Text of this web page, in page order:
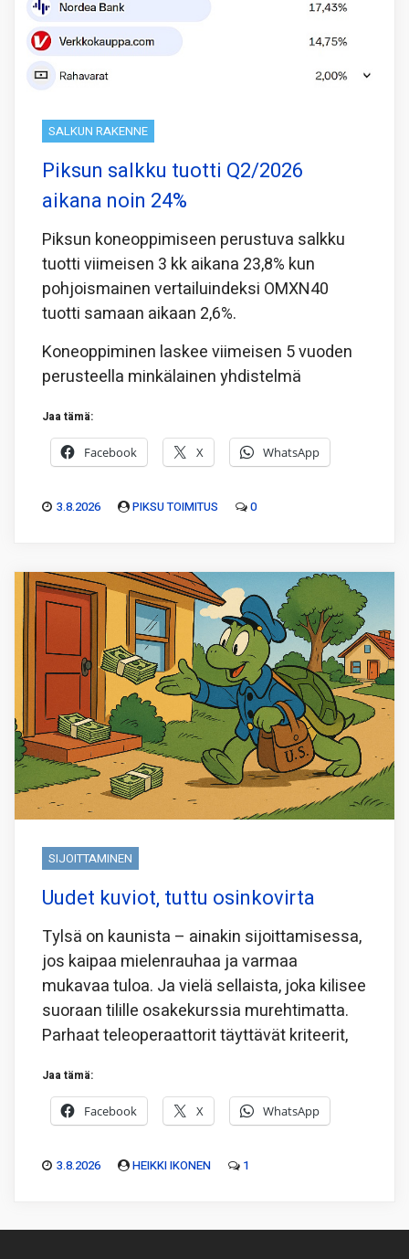
SALKUN RAKENNE
Piksun salkku tuotti Q2/2026
aikana noin 24%
Piksun koneoppimiseen perustuva salkku
tuotti viimeisen 3 kk aikana 23,8% kun
pohjoismainen vertailuindeksi OMXN40
tuotti samaan aikaan 2,6%.
Koneoppiminen laskee viimeisen 5 vuoden
perusteella minkälainen yhdistelmä
Jaa tämä:
Facebook X WhatsApp
3.8.2026 PIKSU TOIMITUS 0
SIJOITTAMINEN
Uudet kuviot, tuttu osinkovirta
Tylsä on kaunista – ainakin sijoittamisessa,
jos kaipaa mielenrauhaa ja varmaa
mukavaa tuloa. Ja vielä sellaista, joka kilisee
suoraan tilille osakekurssia murehtimatta.
Parhaat teleoperaattorit täyttävät kriteerit,
Jaa tämä:
Facebook X WhatsApp
3.8.2026 HEIKKI IKONEN 1